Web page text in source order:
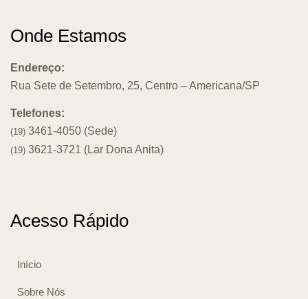
Onde Estamos
Endereço:
Rua Sete de Setembro, 25, Centro – Americana/SP
Telefones:
(19) 3461-4050 (Sede)
(19) 3621-3721 (Lar Dona Anita)
Acesso Rápido
Início
Sobre Nós